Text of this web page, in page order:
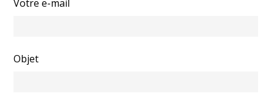
Votre e-mail
Objet